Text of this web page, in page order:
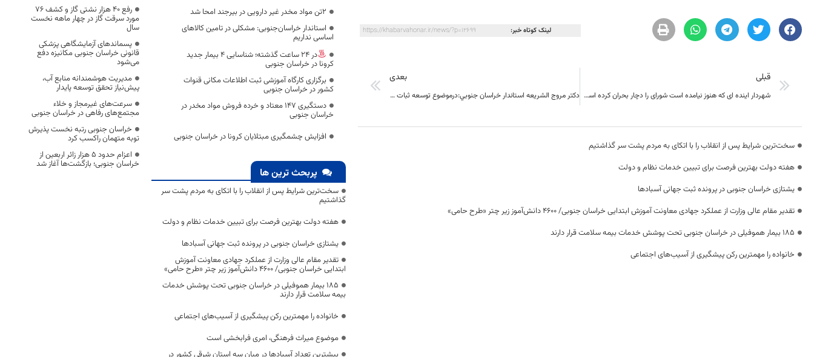
لینک کوتاه خبر: https://khabarvahonar.ir/news/?p=12699
قبلی
شهردار اینده ای که هنوز نیامده است شورای را دچار بحران کرده است .
بعدی
دكتر مروج الشریعه استاندار خراسان جنوبي:درموضوع توسعه ثبات مدیریت شرط لازم هست ولی شرط کافی نیست! شرط لازم وکافی داشتن برنامه است!
سخت‌ترین شرایط پس از انقلاب را با اتکای به مردم پشت سر گذاشتیم
هفته دولت بهترین فرصت برای تبیین خدمات نظام و دولت
یشتازی خراسان جنوبی در پرونده ثبت جهانی آسبادها
تقدیر مقام عالی وزارت از عملکرد جهادی معاونت آموزش ابتدایی خراسان جنوبی/ ۴۶۰۰ دانش‌آموز زیر چتر «طرح حامی»
۱۸۵ بیمار هموفیلی در خراسان جنوبی تحت پوشش خدمات بیمه سلامت قرار دارند
خانواده را مهمترین رکن پیشگیری از آسیب‌های اجتماعی
2تن مواد مخدر غیر دارویی در بیرجند امحا شد
استاندار خراسان‌جنوبی: مشکلی در تامین کالاهای
اساسی نداریم
در 24 ساعت گذشته؛ شناسایی 4 بیمار جدید
کرونا در خراسان جنوبی
برگزاری کارگاه آموزشی ثبت اطلاعات مکانی قنوات
کشور در خراسان جنوبی
دستگیری ۱۴۷ معتاد و خرده فروش مواد مخدر در
خراسان جنوبی
افزایش چشمگیری مبتلایان کرونا در خراسان جنوبی
پربحث ترین ها
سخت‌ترین شرایط پس از انقلاب را با اتکای به مردم پشت سر
گذاشتیم
هفته دولت بهترین فرصت برای تبیین خدمات نظام و دولت
یشتازی خراسان جنوبی در پرونده ثبت جهانی آسبادها
تقدیر مقام عالی وزارت از عملکرد جهادی معاونت آموزش
ابتدایی خراسان جنوبی/ ۴۶۰۰ دانش‌آموز زیر چتر «طرح حامی»
۱۸۵ بیمار هموفیلی در خراسان جنوبی تحت پوشش خدمات
بیمه سلامت قرار دارند
خانواده را مهمترین رکن پیشگیری از آسیب‌های اجتماعی
موضوع میراث فرهنگی، امری فرابخشی است
بیشترین تعداد آسبادها در میان سه استان شرقی کشور در
رفع 40 هزار نشتی گاز و کشف 76
مورد سرقت گاز در چهار ماهه نخست
سال
پسماندهای آزمایشگاهی پزشکی
قانونی خراسان جنوبی مکانیزه دفع
می‌شود
مدیریت هوشمندانه منابع آب،
پیش‌نیاز تحقق توسعه پایدار
سرعت‌های غیرمجاز و خلاء
مجتمع‌های رفاهی در خراسان جنوبی
خراسان جنوبی رتبه نخست پذیرش
توبه متهمان راکسب کرد
اعزام حدود 5 هزار زائر اربعین از
خراسان جنوبی؛ بازگشت‌ها آغاز شد